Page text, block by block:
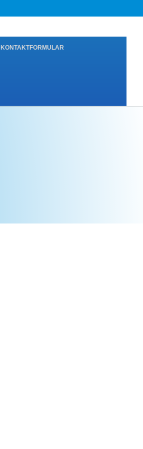
KONTAKTFORMULAR